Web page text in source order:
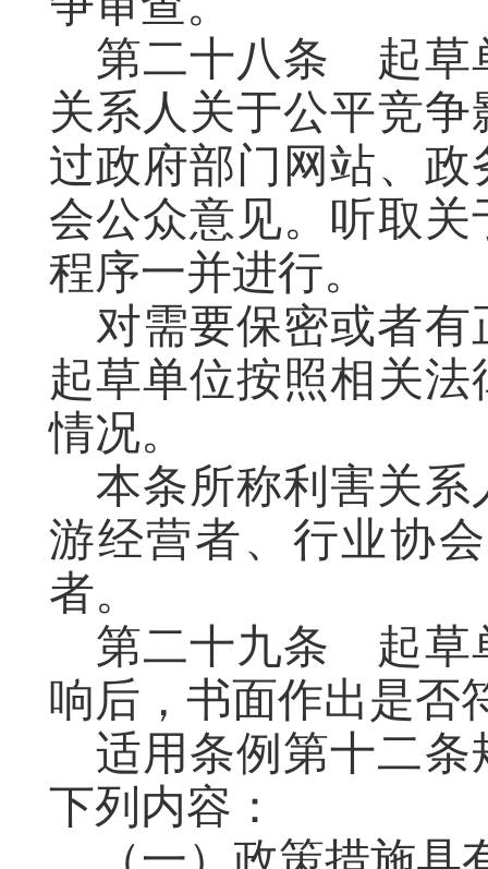
第二十八条
起草
关系人关于公平竞
过政府部门网站、
会公众意见。听取
程序一并进行。
对需要保密或者
起草单位按照相关法
情况。
本条所称利害关
游经营者、行业协
者。
第二十九条
起草
响后，书面作出是否
适用条例第十二
下列内容：